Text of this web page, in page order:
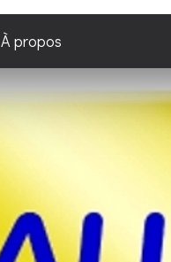
À propos